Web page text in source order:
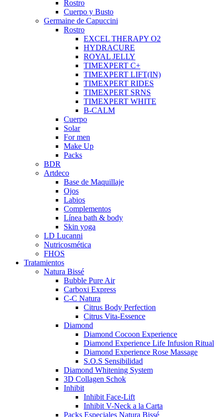
Rostro
Cuerpo y Busto
Germaine de Capuccini
Rostro
EXCEL THERAPY O2
HYDRACURE
ROYAL JELLY
TIMEXPERT C+
TIMEXPERT LIFT(IN)
TIMEXPERT RIDES
TIMEXPERT SRNS
TIMEXPERT WHITE
B-CALM
Cuerpo
Solar
For men
Make Up
Packs
BDR
Artdeco
Base de Maquillaje
Ojos
Labios
Complementos
Línea bath & body
Skin yoga
LD Lucanni
Nutricosmética
FHOS
Tratamientos
Natura Bissé
Bubble Pure Air
Carboxi Express
C-C Natura
Citrus Body Perfection
Citrus Vita-Essence
Diamond
Diamond Cocoon Experience
Diamond Experience Life Infusion Ritual
Diamond Experience Rose Massage
S.O.S Sensibilidad
Diamond Whitening System
3D Collagen Schok
Inhibit
Inhibit Face-Lift
Inhibit V-Neck a la Carta
Packs Especiales Natura Bissé